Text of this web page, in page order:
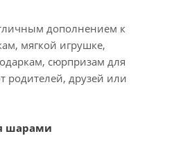
дополнением к
мягкой игрушке,
сюрпризам для
родителей, друзей или
шарами